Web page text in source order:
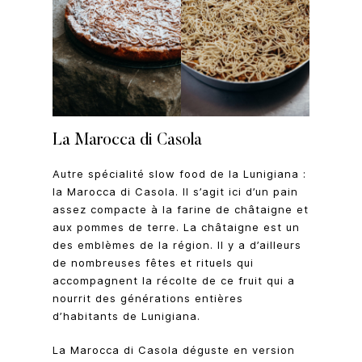
La Marocca di Casola
Autre spécialité slow food de la Lunigiana :
la Marocca di Casola. Il s’agit ici d’un pain
assez compacte à la farine de châtaigne et
aux pommes de terre. La châtaigne est un
des emblèmes de la région. Il y a d’ailleurs
de nombreuses fêtes et rituels qui
accompagnent la récolte de ce fruit qui a
nourrit des générations entières
d’habitants de Lunigiana.
La Marocca di Casola déguste en version